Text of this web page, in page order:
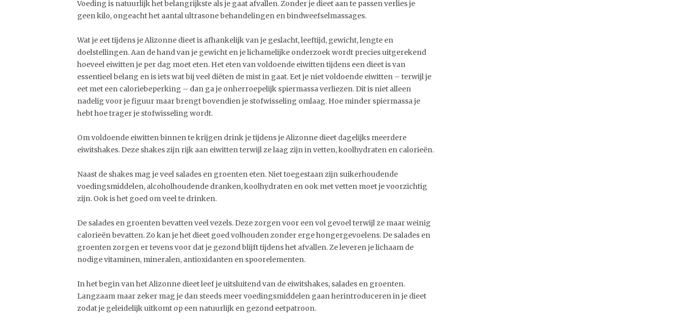
Voeding is natuurlijk het belangrijkste als je gaat afvallen. Zonder je dieet aan te passen verlies je
geen kilo, ongeacht het aantal ultrasone behandelingen en bindweefselmassages.
Wat je eet tijdens je Alizonne dieet is afhankelijk van je geslacht, leeftijd, gewicht, lengte en
doelstellingen. Aan de hand van je gewicht en je lichamelijke onderzoek wordt precies uitgerekend
hoeveel eiwitten je per dag moet eten. Het eten van voldoende eiwitten tijdens een dieet is van
essentieel belang en is iets wat bij veel diëten de mist in gaat. Eet je niet voldoende eiwitten – terwijl je
eet met een caloriebeperking – dan ga je onherroepelijk spiermassa verliezen. Dit is niet alleen
nadelig voor je figuur maar brengt bovendien je stofwisseling omlaag. Hoe minder spiermassa je
hebt hoe trager je stofwisseling wordt.
Om voldoende eiwitten binnen te krijgen drink je tijdens je Alizonne dieet dagelijks meerdere
eiwitshakes. Deze shakes zijn rijk aan eiwitten terwijl ze laag zijn in vetten, koolhydraten en calorieën.
Naast de shakes mag je veel salades en groenten eten. Niet toegestaan zijn suikerhoudende
voedingsmiddelen, alcoholhoudende dranken, koolhydraten en ook met vetten moet je voorzichtig
zijn. Ook is het goed om veel te drinken.
De salades en groenten bevatten veel vezels. Deze zorgen voor een vol gevoel terwijl ze maar weinig
calorieën bevatten. Zo kan je het dieet goed volhouden zonder erge hongergevoelens. De salades en
groenten zorgen er tevens voor dat je gezond blijft tijdens het afvallen. Ze leveren je lichaam de
nodige vitaminen, mineralen, antioxidanten en spoorelementen.
In het begin van het Alizonne dieet leef je uitsluitend van de eiwitshakes, salades en groenten.
Langzaam maar zeker mag je dan steeds meer voedingsmiddelen gaan herintroduceren in je dieet
zodat je geleidelijk uitkomt op een natuurlijk en gezond eetpatroon.